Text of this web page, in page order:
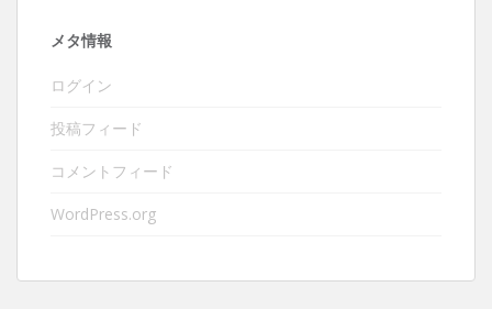
メタ情報
ログイン
投稿フィード
コメントフィード
WordPress.org